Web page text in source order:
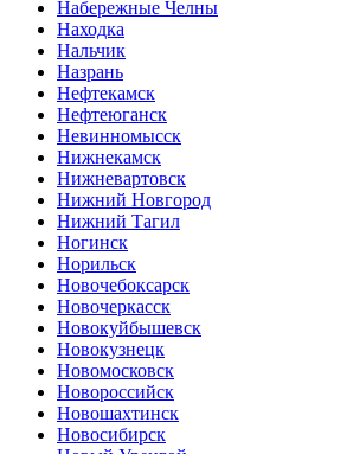
Набережные Челны
Находка
Нальчик
Назрань
Нефтекамск
Нефтеюганск
Невинномысск
Нижнекамск
Нижневартовск
Нижний Новгород
Нижний Тагил
Ногинск
Норильск
Новочебоксарск
Новочеркасск
Новокуйбышевск
Новокузнецк
Новомосковск
Новороссийск
Новошахтинск
Новосибирск